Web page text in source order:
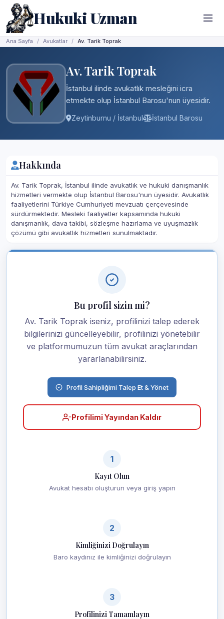
Hukuki Uzman
Ana Sayfa Avukatlar Av. Tarik Toprak
Av. Tarik Toprak
İstanbul ilinde avukatlık mesleğini icra
etmekte olup İstanbul Barosu'nun üyesidir.
Zeytinburnu / İstanbul İstanbul Barosu
Hakkında
Av. Tarik Toprak, İstanbul ilinde avukatlık ve hukuki danışmanlık
hizmetleri vermekte olup İstanbul Barosu'nun üyesidir. Avukatlık
faaliyetlerini Türkiye Cumhuriyeti mevzuatı çerçevesinde
sürdürmektedir. Mesleki faaliyetler kapsamında hukuki
danışmanlık, dava takibi, sözleşme hazırlama ve uyuşmazlık
çözümü gibi avukatlık hizmetleri sunulmaktadır.
Bu profil sizin mi?
Av. Tarik Toprak iseniz, profilinizi talep ederek
bilgilerinizi güncelleyebilir, profilinizi yönetebilir
ve platformumuzun tüm avukat araçlarından
yararlanabilirsiniz.
Profil Sahipliğimi Talep Et & Yönet
Profilimi Yayından Kaldır
1
Kayıt Olun
Avukat hesabı oluşturun veya giriş yapın
2
Kimliğinizi Doğrulayın
Baro kaydınız ile kimliğinizi doğrulayın
3
Profilinizi Tamamlayın